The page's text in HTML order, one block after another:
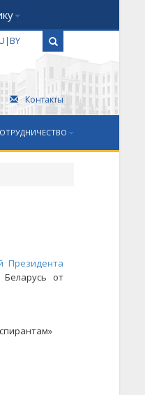
| BY
Контакты
Президента
от